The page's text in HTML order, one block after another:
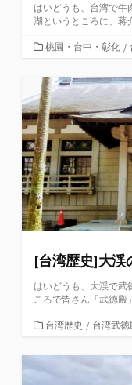
はいどうも、台湾で牛
湖というところに、蒋
カ
ゴ
リ
ー
桃園・台中・彰化 /
[台湾歴史]大渓
はいどうも、大渓で武
ころで皆さん「武徳殿
カ
ゴ
台湾歴史 / 台湾武徳